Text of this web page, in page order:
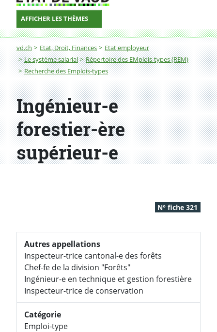
AFFICHER LES THÈMES
Fil d'Ariane
vd.ch Etat, Droit, Finances
Etat employeur
Le système salarial
Répertoire des EMplois-types (REM)
Recherche des Emplois-types
Ingénieur-e forestier-ère supérieur-e
Ingénieur-e
forestier-ère
supérieur-e
N° fiche 321
Autres appellations
Inspecteur-trice cantonal-e des forêts
Chef-fe de la division "Forêts"
Ingénieur-e en technique et gestion forestière
Inspecteur-trice de conservation
Catégorie
Emploi-type